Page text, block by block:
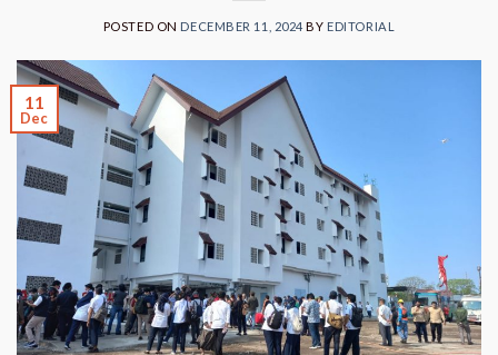
POSTED ON DECEMBER 11, 2024 BY EDITORIAL
11
Dec